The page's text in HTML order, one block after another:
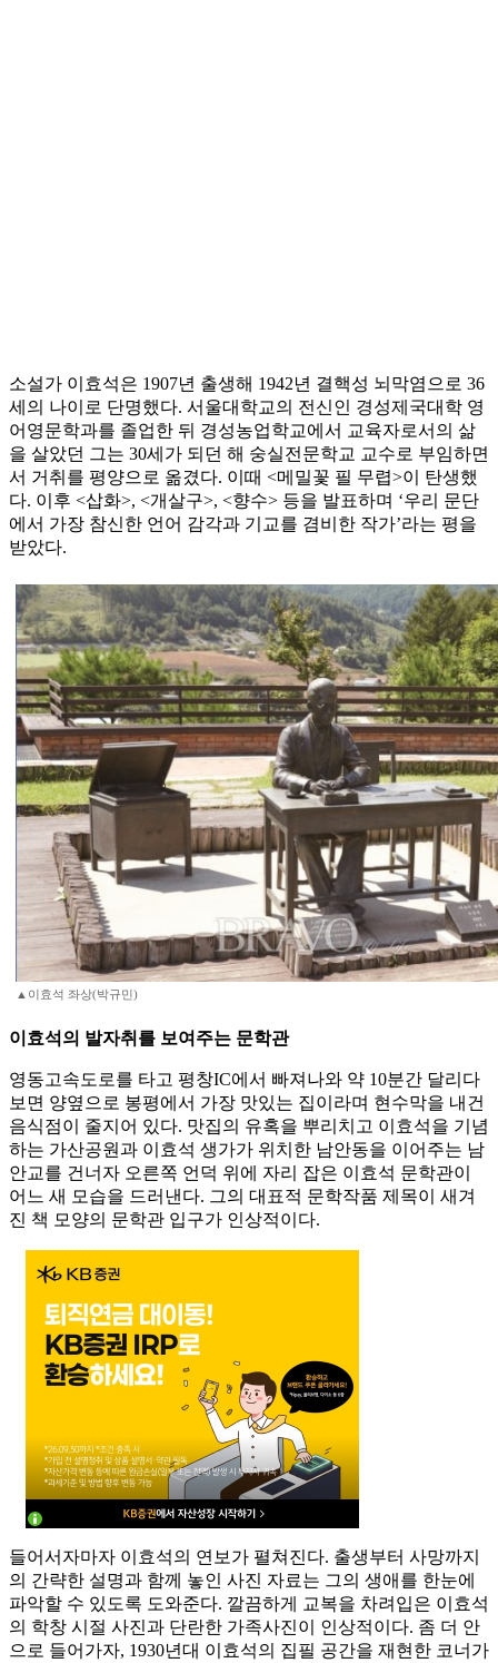
소설가 이효석은 1907년 출생해 1942년 결핵성 뇌막염으로 36
세의 나이로 단명했다. 서울대학교의 전신인 경성제국대학 영
어영문학과를 졸업한 뒤 경성농업학교에서 교육자로서의 삶
을 살았던 그는 30세가 되던 해 숭실전문학교 교수로 부임하면
서 거취를 평양으로 옮겼다. 이때 <메밀꽃 필 무렵>이 탄생했
다. 이후 <삽화>, <개살구>, <향수> 등을 발표하며 ‘우리 문단
에서 가장 참신한 언어 감각과 기교를 겸비한 작가’라는 평을
받았다.
▲이효석 좌상(박규민)
이효석의 발자취를 보여주는 문학관
영동고속도로를 타고 평창IC에서 빠져나와 약 10분간 달리다
보면 양옆으로 봉평에서 가장 맛있는 집이라며 현수막을 내건
음식점이 줄지어 있다. 맛집의 유혹을 뿌리치고 이효석을 기념
하는 가산공원과 이효석 생가가 위치한 남안동을 이어주는 남
안교를 건너자 오른쪽 언덕 위에 자리 잡은 이효석 문학관이
어느 새 모습을 드러낸다. 그의 대표적 문학작품 제목이 새겨
진 책 모양의 문학관 입구가 인상적이다.
들어서자마자 이효석의 연보가 펼쳐진다. 출생부터 사망까지
의 간략한 설명과 함께 놓인 사진 자료는 그의 생애를 한눈에
파악할 수 있도록 도와준다. 깔끔하게 교복을 차려입은 이효석
의 학창 시절 사진과 단란한 가족사진이 인상적이다. 좀 더 안
으로 들어가자, 1930년대 이효석의 집필 공간을 재현한 코너가